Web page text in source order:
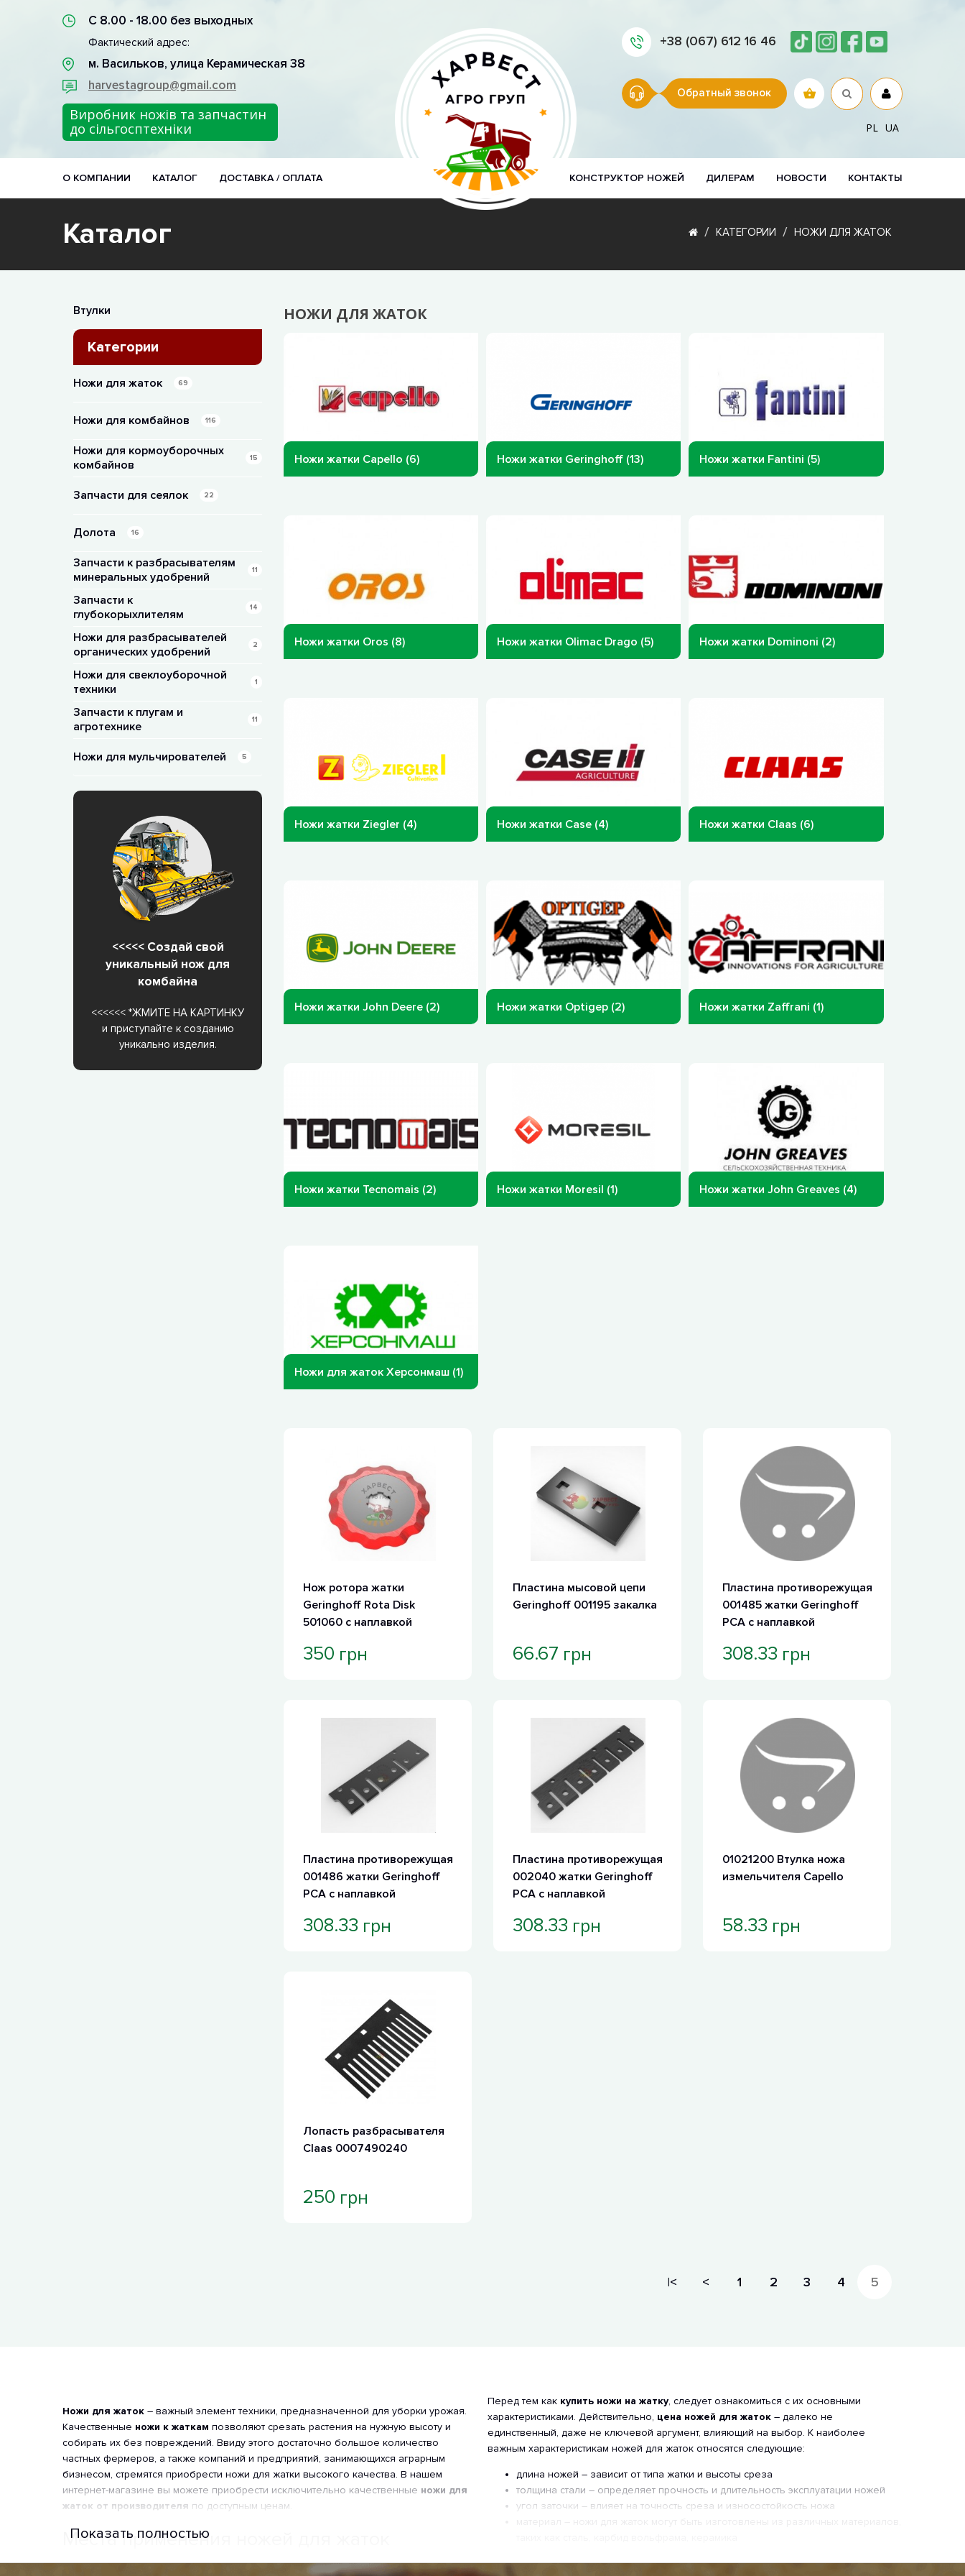
С 8.00 - 18.00 без выходных
Фактический адрес:
м. Васильков, улица Керамическая 38
harvestagroup@gmail.com
Виробник ножів та запчастин
до сільгосптехніки
+38 (067) 612 16 46
Обратный звонок
PL UA
О КОМПАНИИ КАТАЛОГ ДОСТАВКА / ОПЛАТА КОНСТРУКТОР НОЖЕЙ ДИЛЕРАМ НОВОСТИ КОНТАКТЫ
Каталог КАТЕГОРИИ НОЖИ ДЛЯ ЖАТОК
Втулки
Категории
Ножи для жаток 69
Ножи для комбайнов 116
Ножи для кормоуборочных
комбайнов
15
Запчасти для сеялок 22
Долота 16
Запчасти к разбрасывателям
минеральных удобрений
11
Запчасти к
глубокорыхлителям
14
Ножи для разбрасывателей
органических удобрений
2
Ножи для свеклоуборочной
техники
1
Запчасти к плугам и
агротехнике
11
Ножи для мульчирователей 5
<<<<< Создай свой
уникальный нож для
комбайна
<<<<<< *ЖМИТЕ НА КАРТИНКУ
и приступайте к созданию
уникально изделия.
НОЖИ ДЛЯ ЖАТОК
Ножи жатки Capello (6) Ножи жатки Geringhoff (13) Ножи жатки Fantini (5)
Ножи жатки Oros (8) Ножи жатки Olimac Drago (5) Ножи жатки Dominoni (2)
Ножи жатки Ziegler (4) Ножи жатки Case (4) Ножи жатки Claas (6)
Ножи жатки John Deere (2) Ножи жатки Optigep (2) Ножи жатки Zaffrani (1)
Ножи жатки Tecnomais (2) Ножи жатки Moresil (1) Ножи жатки John Greaves (4)
Ножи для жаток Херсонмаш (1)
Нож ротора жатки
Geringhoff Rota Disk
501060 с наплавкой
350 грн
Пластина мысовой цепи
Geringhoff 001195 закалка
66.67 грн
Пластина противорежущая
001485 жатки Geringhoff
PCA с наплавкой
308.33 грн
Пластина противорежущая
001486 жатки Geringhoff
PCA с наплавкой
308.33 грн
Пластина противорежущая
002040 жатки Geringhoff
PCA с наплавкой
308.33 грн
01021200 Втулка ножа
измельчителя Capello
58.33 грн
Лопасть разбрасывателя
Claas 0007490240
250 грн
|< < 1 2 3 4 5
Ножи для жаток – важный элемент техники, предназначенной для уборки урожая.
Качественные ножи к жаткам позволяют срезать растения на нужную высоту и
собирать их без повреждений. Ввиду этого достаточно большое количество
частных фермеров, а также компаний и предприятий, занимающихся аграрным
бизнесом, стремятся приобрести ножи для жатки высокого качества. В нашем
интернет-магазине вы можете приобрести исключительно качественные ножи для
жаток от производителя по доступным ценам.
Места применения ножей для жаток
Ножи для сельхозтехникииспользуются в сельском хозяйстве для уборки
Перед тем как купить ножи на жатку, следует ознакомиться с их основными
характеристиками. Действительно, цена ножей для жаток – далеко не
единственный, даже не ключевой аргумент, влияющий на выбор. К наиболее
важным характеристикам ножей для жаток относятся следующие:
длина ножей – зависит от типа жатки и высоты среза
толщина стали – определяет прочность и длительность эксплуатации ножей
угол заточки – влияет на точность среза и износостойкость ножа
ООО «Харвест Агро Групп»: залог качества и
Показать полностью